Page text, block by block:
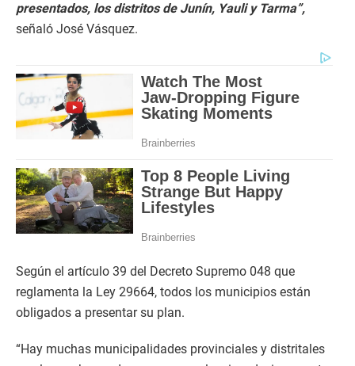
presentados, los distritos de Junín, Yauli y Tarma”,
señaló José Vásquez.
Según el artículo 39 del Decreto Supremo 048 que
reglamenta la Ley 29664, todos los municipios están
obligados a presentar su plan.
“Hay muchas municipalidades provinciales y distritales